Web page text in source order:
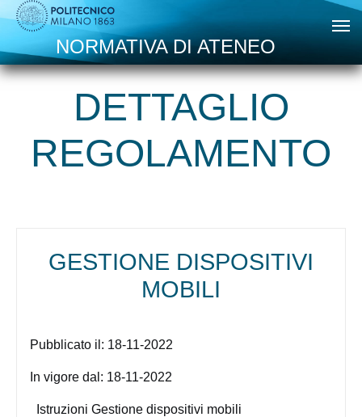
Skip to main content
NORMATIVA DI ATENEO
DETTAGLIO
REGOLAMENTO
GESTIONE DISPOSITIVI
MOBILI
Pubblicato il: 18-11-2022
In vigore dal: 18-11-2022
Istruzioni Gestione dispositivi mobili